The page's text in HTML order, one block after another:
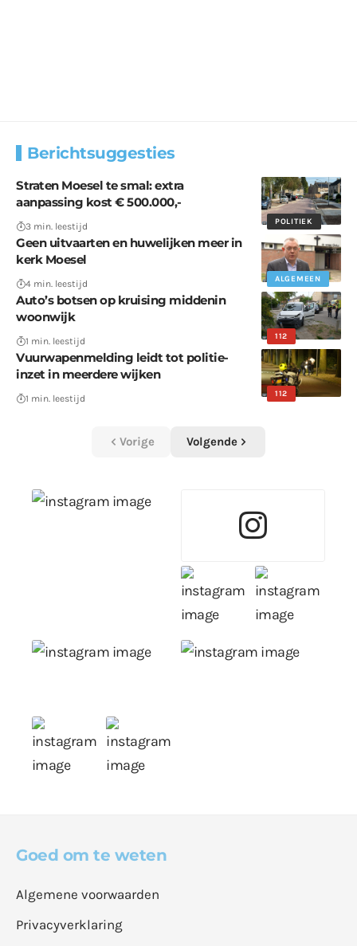
Berichtsuggesties
POLITIEK
Straten Moesel te smal: extra
aanpassing kost € 500.000,-
3 min. leestijd
ALGEMEEN
Geen uitvaarten en huwelijken meer in
kerk Moesel
4 min. leestijd
112
Auto’s botsen op kruising middenin
woonwijk
1 min. leestijd
112
Vuurwapenmelding leidt tot politie-
inzet in meerdere wijken
1 min. leestijd
Vorige Volgende
Goed om te weten
Algemene voorwaarden
Privacyverklaring